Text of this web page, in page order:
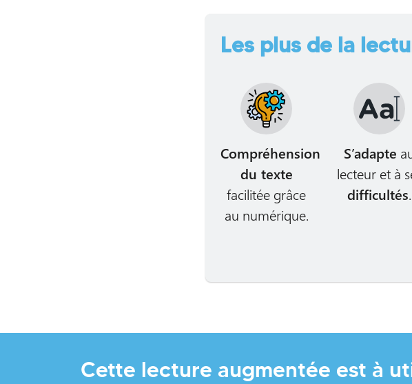
Les plus de la
Compréhension
du texte
facilitée grâce
au numérique.
S’adapte
lecteur et à
difficultés.
Cette lecture augmentée est à